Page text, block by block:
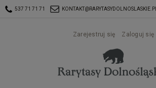
537 71 71 71 KONTAKT@RARYTASYDOLNOSLASKIE.PL
Zarejestruj się Zaloguj się